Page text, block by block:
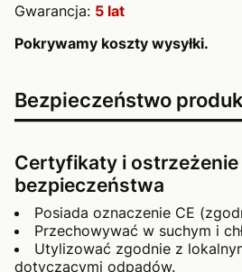
Gwarancja: 5 lat
Pokrywamy koszty wysyłki.
Bezpieczeństwo
Certyfikaty i ostrzeżenie
bezpieczeństwa
Posiada oznaczenie CE
Przechowywać w suchym i
Utylizować zgodnie z
dotyczącymi odpadów.